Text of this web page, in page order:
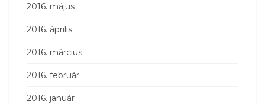
2016. május
2016. április
2016. március
2016. február
2016. január